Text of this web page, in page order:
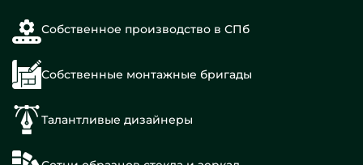
Собственное производство в СПб
Собственные монтажные бригады
Талантливые дизайнеры